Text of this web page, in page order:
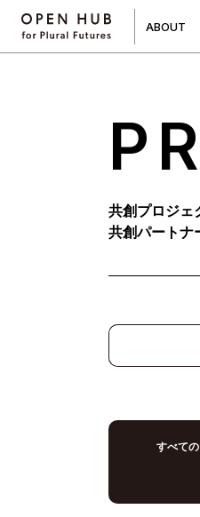
ABOUT
共創プロジェ
共創パートナ
すべて